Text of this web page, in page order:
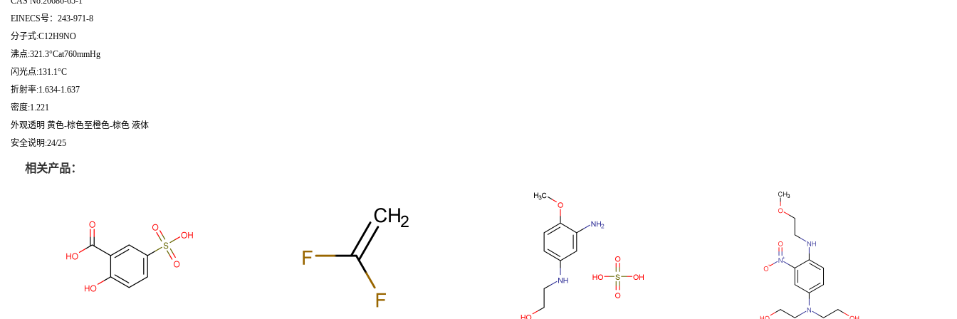
EINECS号：243-971-8
分子式:C12H9NO
沸点:321.3°Cat760mmHg
闪光点:131.1°C
折射率:1.634-1.637
密度:1.221
外观透明 黄色-棕色至橙色-棕色 液体
安全说明:24/25
相关产品：